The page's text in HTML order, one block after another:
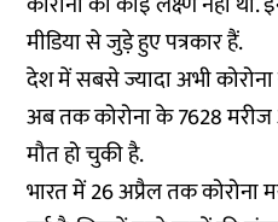
मीडिया से जुड़े हुए पत्रकार हैं.
देश में सबसे ज्यादा अभी कोरोना
अब तक कोरोना के 7628
मौत हो चुकी है.
भारत में 26 अप्रैल तक कोरोना